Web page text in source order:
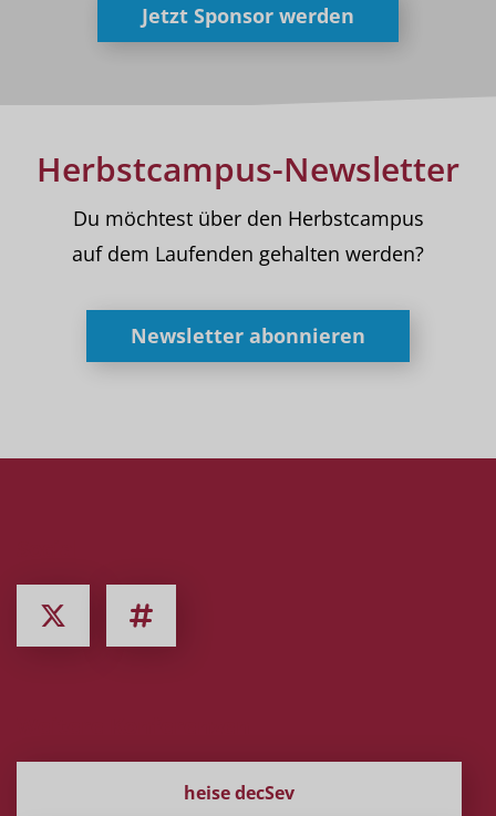
Jetzt Sponsor werden
Herbstcampus-Newsletter
Du möchtest über den Herbstcampus
auf dem Laufenden gehalten werden?
Newsletter abonnieren
heise decSev